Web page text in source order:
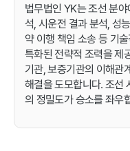
법무법인 YK는 조선 분
석, 시운전 결과 분석, 성
약 이행 책임 소송 등 기
특화된 전략적 조력을 제
기관, 보증기관의 이해관
해결을 도모합니다. 조선
의 정밀도가 승소를 좌우